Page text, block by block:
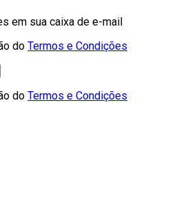
em sua caixa de e-mail
do Termos e Condições
do Termos e Condições